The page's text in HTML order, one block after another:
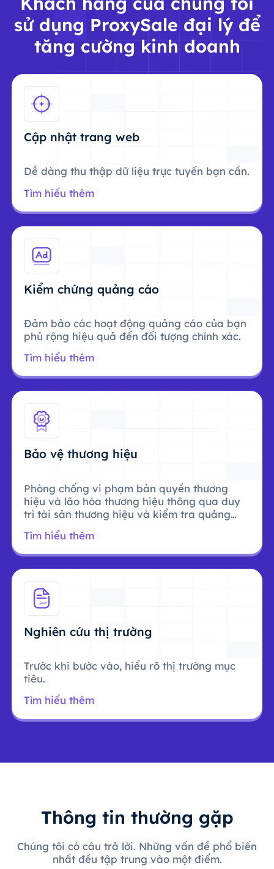
sử dụng ProxySale đại lý để
tăng cường kinh doanh
Cập nhật trang web
Dễ dàng thu thập dữ liệu trực tuyến bạn cần.
Tìm hiểu thêm
Kiểm chứng quảng cáo
Đảm bảo các hoạt động quảng cáo của bạn
phủ rộng hiệu quả đến đối tượng chính xác.
Tìm hiểu thêm
Bảo vệ thương hiệu
Phòng chống vi phạm bản quyền thương
hiệu và lão hóa thương hiệu thông qua duy
trì tài sản thương hiệu và kiểm tra quảng
Tìm hiểu thêm
Nghiên cứu thị trường
Trước khi bước vào, hiểu rõ thị trường mục
tiêu.
Tìm hiểu thêm
Thông tin thường gặp
Chúng tôi có câu trả lời. Những vấn đề phổ biến
nhất đều tập trung vào một điểm.